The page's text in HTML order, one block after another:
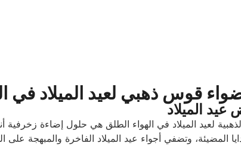
قوس ذهبي لعيد الميلاد في
الميلاد
لعيد الميلاد في الهواء الطلق هي حلول إضاءة
المضيئة، وتضفي أجواء عيد الميلاد الفاخرة والمبهجة